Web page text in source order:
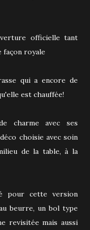
officielle tant
façon royale
qui a encore de
est chauffée!
charme avec ses
choisie avec soin
de la table, à la
pour cette version
beurre, un bol type
revisitée mais aussi